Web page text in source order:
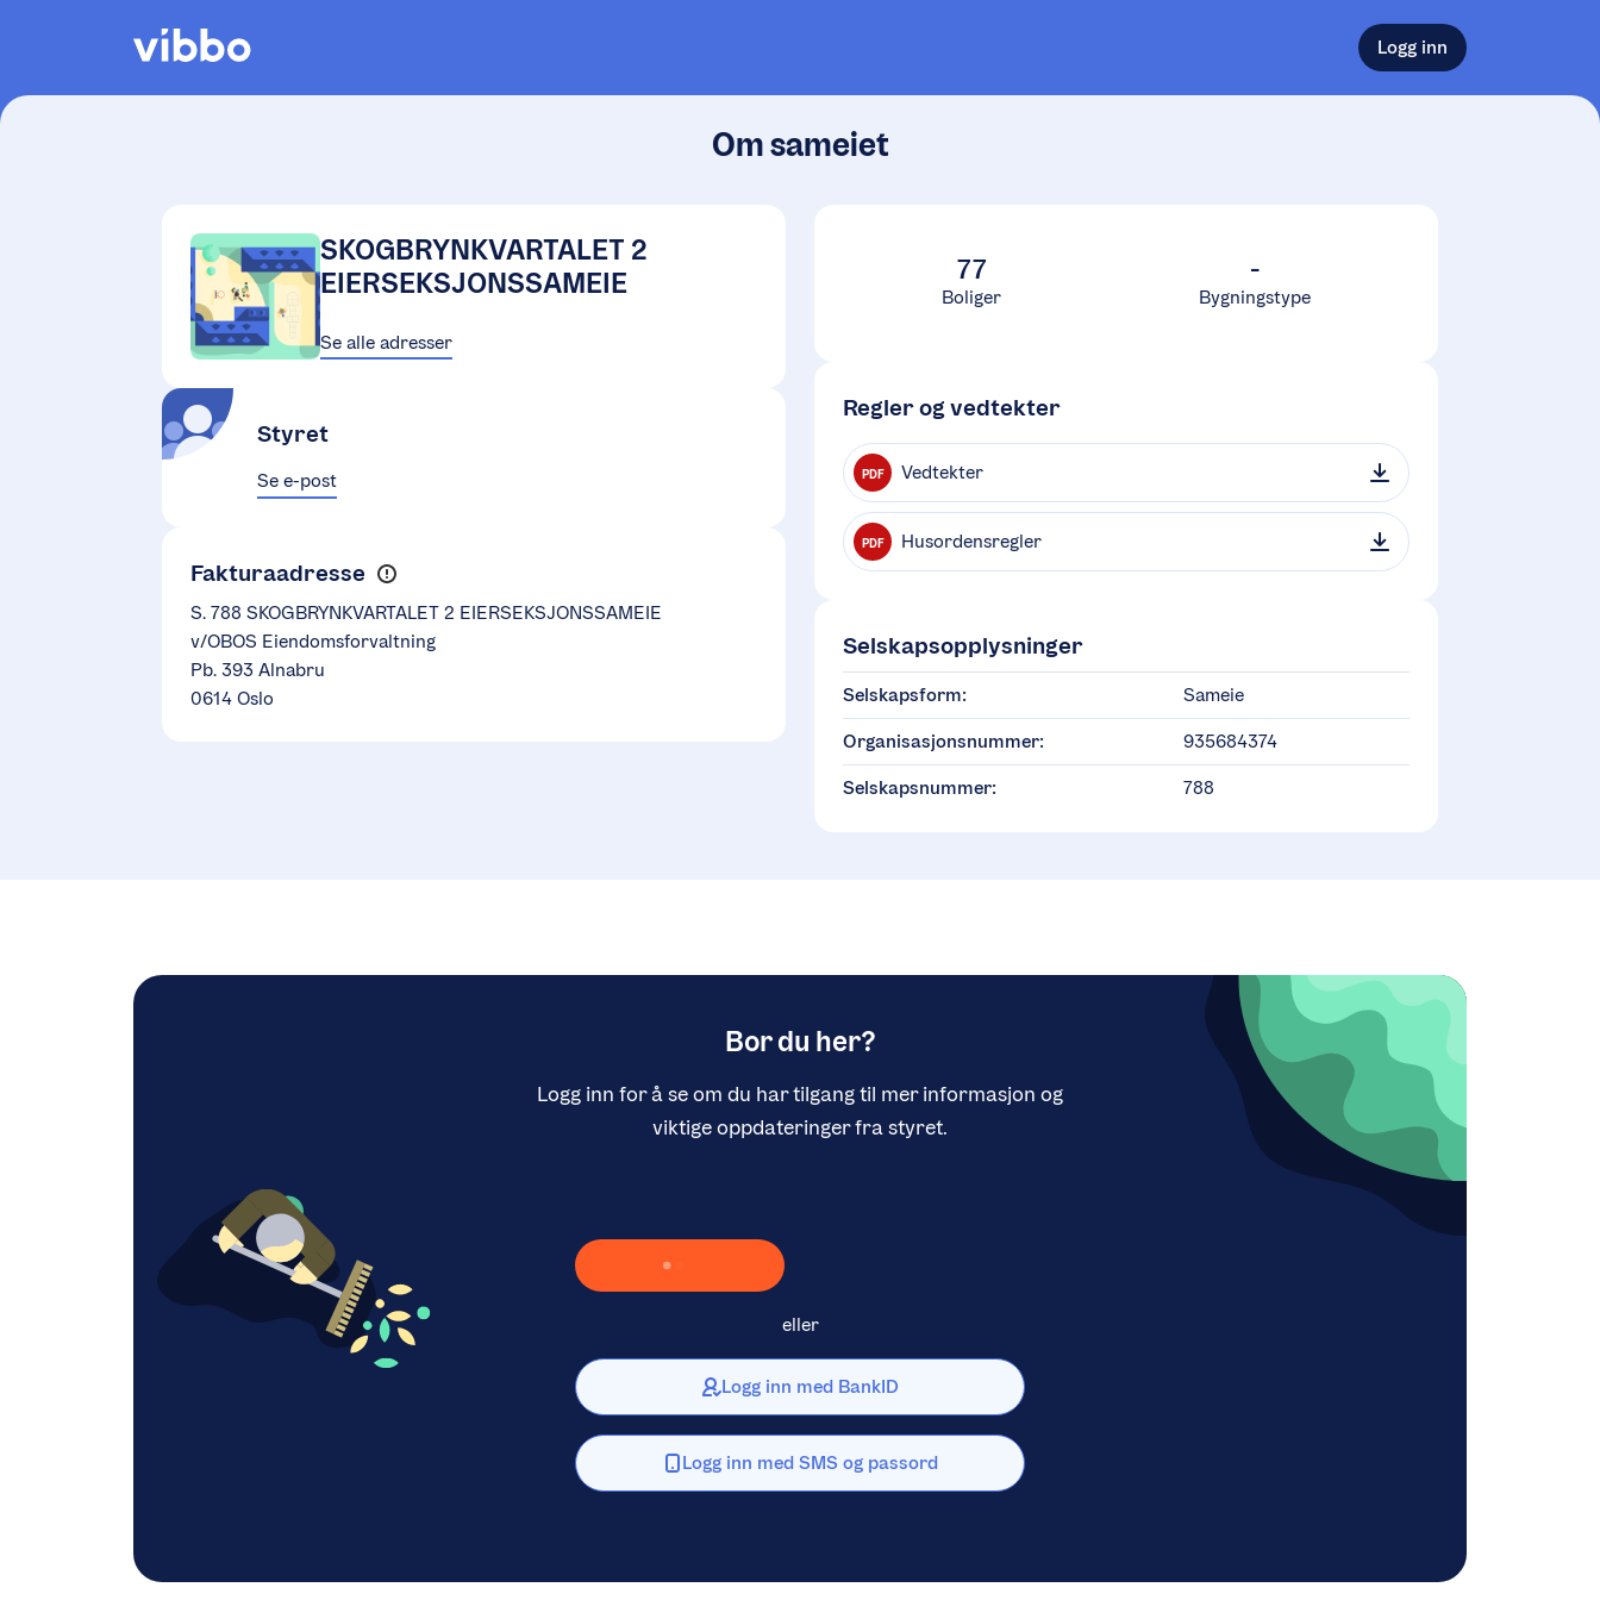
Logg inn
Om sameiet
SKOGBRYNKVARTALET 2
EIERSEKSJONSSAMEIE
Se alle adresser
Styret
Se e-post
Fakturaadresse
S. 788 SKOGBRYNKVARTALET 2 EIERSEKSJONSSAMEIE
v/OBOS Eiendomsforvaltning
Pb. 393 Alnabru
0614 Oslo
77
Boliger
-
Bygningstype
Regler og vedtekter
PDF Vedtekter
PDF Husordensregler
Selskapsopplysninger
Selskapsform: Sameie
Organisasjonsnummer: 935684374
Selskapsnummer: 788
Bor du her?
Logg inn for å se om du har tilgang til mer informasjon og
viktige oppdateringer fra styret.
Laster inn Vipps …
eller
Logg inn med BankID
Logg inn med SMS og passord